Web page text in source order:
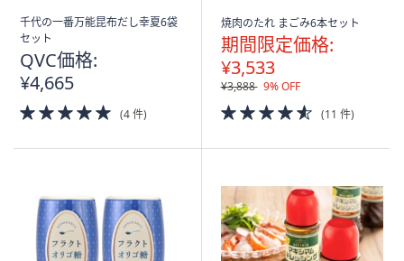
千代の一番万能昆布だし幸夏6袋
セット
QVC価格:
¥4,665
5.0
of
(4 件)
焼肉のたれ まごみ6本セット
期間限定価格:
¥3,533
¥3,888 9% OFF
4.5
of
(11 件)